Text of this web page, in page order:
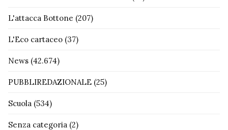
L'attacca Bottone (207)
L'Eco cartaceo (37)
News (42.674)
PUBBLIREDAZIONALE (25)
Scuola (534)
Senza categoria (2)